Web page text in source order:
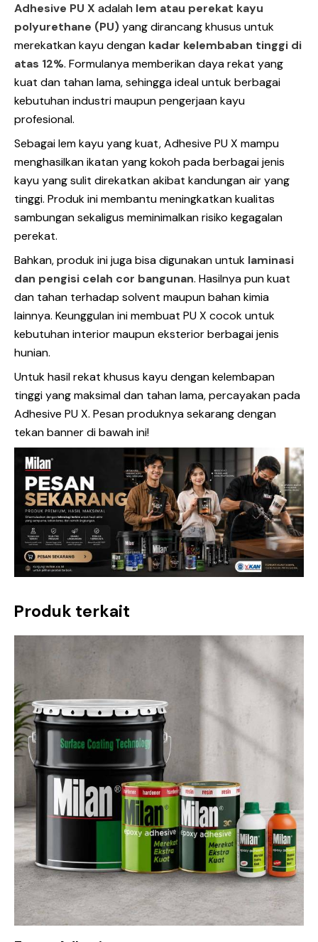
Adhesive PU X adalah lem atau perekat kayu
polyurethane (PU)yang dirancang khusus untuk
merekatkan kayu dengan kadar kelembaban tinggi di
atas 12%. Formulanya memberikan daya rekat yang
kuat dan tahan lama, sehingga ideal untuk berbagai
kebutuhan industri maupun pengerjaan kayu
profesional.
Sebagai lem kayu yang kuat,Adhesive PU X mampu
menghasilkan ikatan yang kokoh pada berbagai jenis
kayu yang sulit direkatkan akibat kandungan air yang
tinggi. Produk ini membantu meningkatkan kualitas
sambungan sekaligus meminimalkan risiko kegagalan
perekat.
Bahkan, produk ini juga bisa digunakan untuk laminasi
dan pengisi celah cor bangunan. Hasilnya pun kuat
dan tahan terhadap solvent maupun bahan kimia
lainnya. Keunggulan ini membuat PU X cocok untuk
kebutuhan interior maupun eksterior berbagai jenis
hunian.
Untuk hasil rekat khusus kayu dengan kelembapan
tinggi yang maksimal dan tahan lama, percayakan pada
Adhesive PU X. Pesan produknya sekarang dengan
tekan banner di bawah ini!
Produk terkait